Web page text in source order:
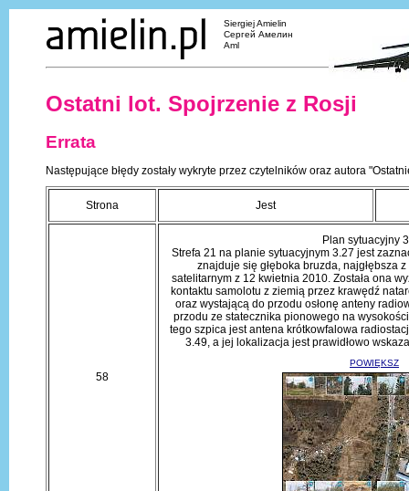
Siergiej Amielin
Сергей Амелин
Aml
Ostatni lot. Spojrzenie z Rosji
Errata
Następujące błędy zostały wykryte przez czytelników oraz autora
Strona Jest
58
Plan sytuacyjny
Strefa 21 na planie sytuacyjnym 3.27 jest
znajduje się głęboka bruzda, najgłębsza
satelitarnym z 12 kwietnia 2010. Została ona
kontaktu samolotu z ziemią przez krawędź
oraz wystającą do przodu osłonę anteny
przodu ze statecznika pionowego na
tego szpica jest antena krótkowfalowa
3.49, a jej lokalizacja jest prawidłowo
POWIĘKSZ